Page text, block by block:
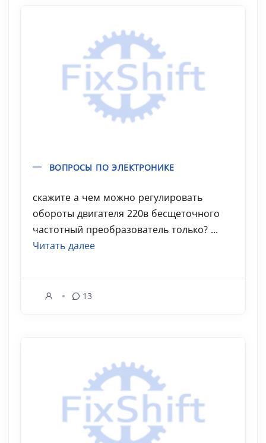
ВОПРОСЫ ПО ЭЛЕКТРОНИКЕ
скажите а чем можно регулировать
обороты двигателя 220в бесщеточного
частотный преобразователь только? ...
Читать далее
13